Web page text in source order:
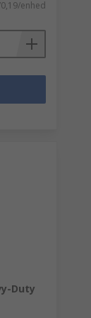
enhed
Duty